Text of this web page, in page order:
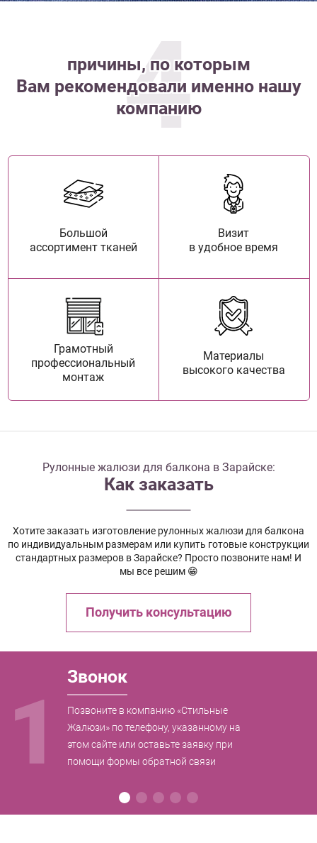
4
причины, по которым
Вам рекомендовали именно нашу
компанию
Большой
ассортимент тканей
Визит
в удобное время
Грамотный
профессиональный
монтаж
Материалы
высокого качества
Рулонные жалюзи для балкона в Зарайске:
Как заказать
Хотите заказать изготовление рулонных жалюзи для балкона
по индивидуальным размерам или купить готовые конструкции
стандартных размеров в Зарайске? Просто позвоните нам! И
мы все решим 😁
Получить консультацию
1
Звонок
Позвоните в компанию «Стильные
Жалюзи» по телефону, указанному на
этом сайте или оставьте заявку при
помощи формы обратной связи